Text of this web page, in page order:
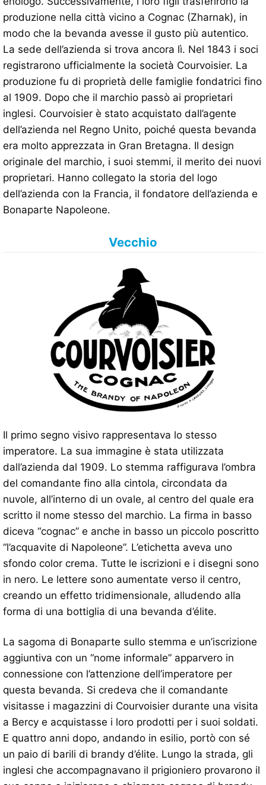
produzione nella città vicino a Cognac (Zharnak), in
modo che la bevanda avesse il gusto più autentico.
La sede dell’azienda si trova ancora lì. Nel 1843 i soci
registrarono ufficialmente la società Courvoisier. La
produzione fu di proprietà delle famiglie fondatrici fino
al 1909. Dopo che il marchio passò ai proprietari
inglesi. Courvoisier è stato acquistato dall’agente
dell’azienda nel Regno Unito, poiché questa bevanda
era molto apprezzata in Gran Bretagna. Il design
originale del marchio, i suoi stemmi, il merito dei nuovi
proprietari. Hanno collegato la storia del logo
dell’azienda con la Francia, il fondatore dell’azienda e
Bonaparte Napoleone.
Vecchio
Il primo segno visivo rappresentava lo stesso
imperatore. La sua immagine è stata utilizzata
dall’azienda dal 1909. Lo stemma raffigurava l’ombra
del comandante fino alla cintola, circondata da
nuvole, all’interno di un ovale, al centro del quale era
scritto il nome stesso del marchio. La firma in basso
diceva “cognac” e anche in basso un piccolo poscritto
“l’acquavite di Napoleone”. L’etichetta aveva uno
sfondo color crema. Tutte le iscrizioni e i disegni sono
in nero. Le lettere sono aumentate verso il centro,
creando un effetto tridimensionale, alludendo alla
forma di una bottiglia di una bevanda d’élite.
La sagoma di Bonaparte sullo stemma e un’iscrizione
aggiuntiva con un “nome informale” apparvero in
connessione con l’attenzione dell’imperatore per
questa bevanda. Si credeva che il comandante
visitasse i magazzini di Courvoisier durante una visita
a Bercy e acquistasse i loro prodotti per i suoi soldati.
E quattro anni dopo, andando in esilio, portò con sé
un paio di barili di brandy d’élite. Lungo la strada, gli
inglesi che accompagnavano il prigioniero provarono il